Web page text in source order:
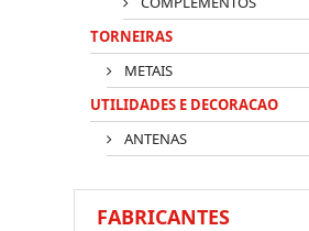
TORNEIRAS
METAIS
UTILIDADES E DECORACAO
ANTENAS
FABRICANTES